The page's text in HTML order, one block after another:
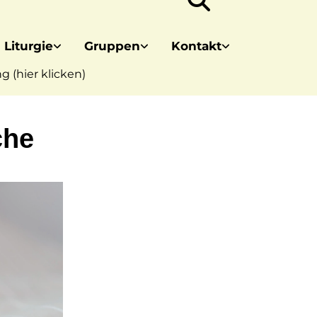
Liturgie Gruppen Kontakt
(hier klicken)